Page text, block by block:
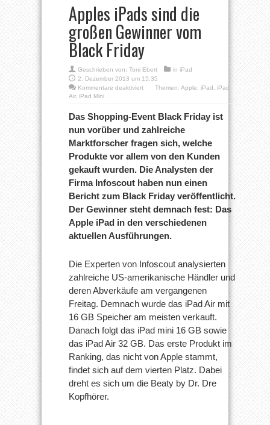
Apples iPads sind die
großen Gewinner vom
Black Friday
Geschrieben von: Toni Ebert in iPad
2. Dezember 2013 um 15:35
Kommentare deaktiviertfür
die
großen
vom
Black
Themen: Apple iPad
iPad
Air, iPad Mini
Das Shopping-Event Black Friday ist
nun vorüber und zahlreiche
Marktforscher fragen sich, welche
Produkte vor allem von den Kunden
gekauft wurden. Die Analysten der
Firma Infoscout haben nun einen
Bericht zum Black Friday veröffentlicht.
Der Gewinner steht demnach fest: Das
Apple iPad in den verschiedenen
aktuellen Ausführungen.
Die Experten von Infoscout analysierten
zahlreiche US-amerikanische Händler und
deren Abverkäufe am vergangenen
Freitag. Demnach wurde das iPad Air mit
16 GB Speicher am meisten verkauft.
Danach folgt das iPad mini 16 GB sowie
das iPad Air 32 GB. Das erste Produkt im
Ranking, das nicht von Apple stammt,
findet sich auf dem vierten Platz. Dabei
dreht es sich um die Beaty by Dr. Dre
Kopfhörer.